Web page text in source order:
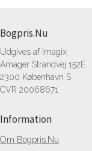
Bogpris.Nu
Udgives af Imagix
Amager Strandvej 152E
2300 København S
CVR 20068671
Information
Om Bogpris.Nu